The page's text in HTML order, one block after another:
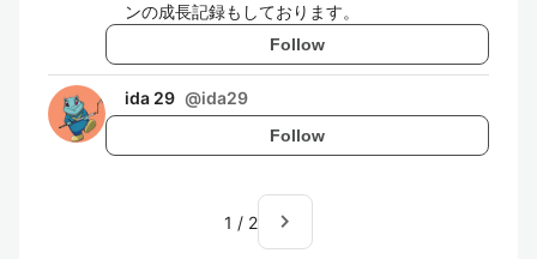
ンの成長記録もしております。
Follow
ida 29 @ida29
Follow
1 / 2 navigate_next